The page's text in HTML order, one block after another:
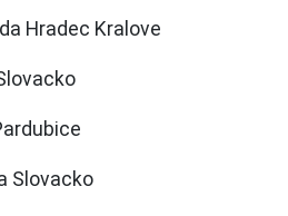
Hradec Kralove
Slovacko